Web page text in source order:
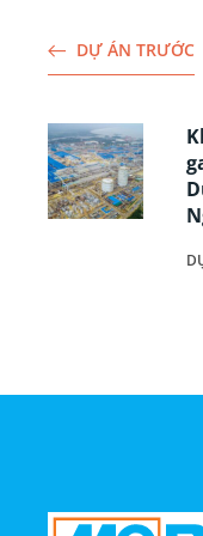
DỰ ÁN TRƯỚC